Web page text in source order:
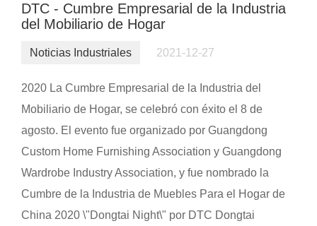
DTC - Cumbre Empresarial de la Industria
del Mobiliario de Hogar
Noticias Industriales 2021-12-27
2020 La Cumbre Empresarial de la Industria del
Mobiliario de Hogar, se celebró con éxito el 8 de
agosto. El evento fue organizado por Guangdong
Custom Home Furnishing Association y Guangdong
Wardrobe Industry Association, y fue nombrado la
Cumbre de la Industria de Muebles Para el Hogar de
China 2020 \"Dongtai Night\" por DTC Dongtai